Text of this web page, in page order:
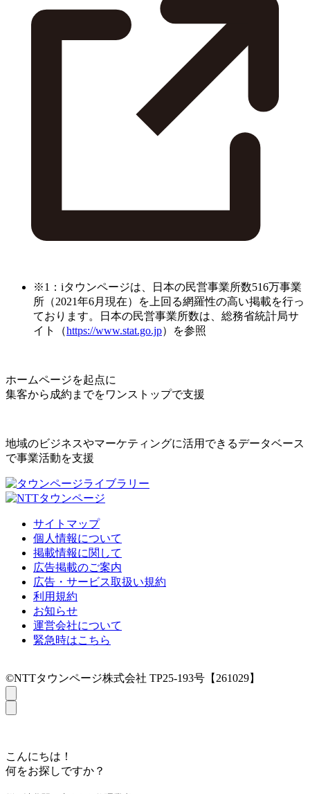
※1：iタウンページは、日本の民営事業所数516万事業
所（2021年6月現在）を上回る網羅性の高い掲載を行っ
ております。日本の民営事業所数は、総務省統計局サ
イト（https://www.stat.go.jp）を参照
ホームページを起点に
集客から成約までをワンストップで支援
地域のビジネスやマーケティングに活用できるデータベース
で事業活動を支援
サイトマップ
個人情報について
掲載情報に関して
広告掲載のご案内
広告・サービス取扱い規約
利用規約
お知らせ
運営会社について
緊急時はこちら
©NTTタウンページ株式会社 TP25-193号【261029】
こんにちは！
何をお探しですか？